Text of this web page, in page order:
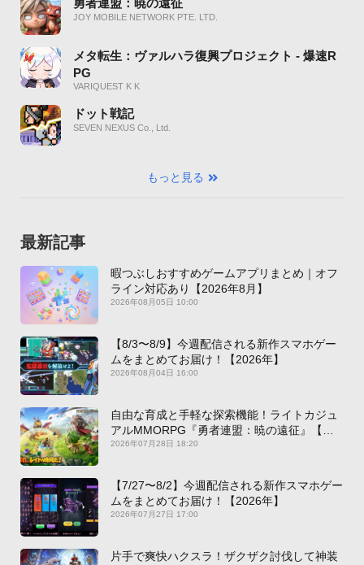
JOY MOBILE NETWORK PTE. LTD.
メタ転生：ヴァルハラ復興プロジェクト - 爆速R
PG
VARIQUEST K K
ドット戦記
SEVEN NEXUS Co., Ltd.
もっと見る
最新記事
暇つぶしおすすめゲームアプリまとめ｜オフ
ライン対応あり【2026年8月】
2026年08月05日 10:00
【8/3〜8/9】今週配信される新作スマホゲー
ムをまとめてお届け！【2026年】
2026年08月04日 16:00
自由な育成と手軽な探索機能！ライトカジュ
アルMMORPG『勇者連盟：暁の遠征』【最
新作PICKUP】
2026年07月28日 18:20
【7/27〜8/2】今週配信される新作スマホゲー
ムをまとめてお届け！【2026年】
2026年07月27日 17:00
片手で爽快ハクスラ！ザクザク討伐して神装